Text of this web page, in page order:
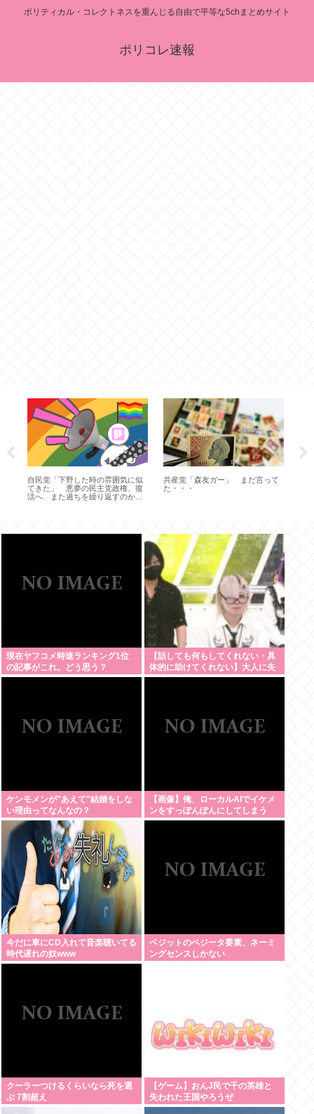
ポリティカル・コレクトネスを重んじる自由で平等な5chまとめサイト
ポリコレ速報
自民党「下野した時の雰囲気に似
てきた」 悪夢の民主党政権、復
活へ また過ちを繰り返すのか…
共産党「森友ガー」 まだ言って
た・・・
現在ヤフコメ時速ランキング1位
の記事がこれ。どう思う？
【話しても何もしてくれない・具
体的に助けてくれない】大人に失
望感 トー横に集まる若者
ケンモメンが"あえて"結婚をしな
い理由ってなんなの？
【画像】俺、ローカルAIでイケメ
ンをすっぽんぽんにしてしまう
www
今だに車にCD入れて音楽聴いてる
時代遅れの奴www
ベジットのベジータ要素、ネーミ
ングセンスしかない
クーラーつけるくらいなら死を選
ぶ 7割超え
【ゲーム】おんJ民で千の英雄と
失われた王国やろうぜ